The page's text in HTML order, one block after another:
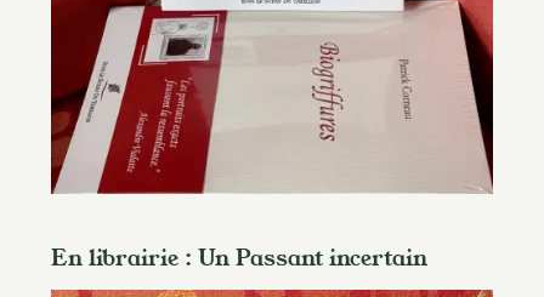
En librairie : Un Passant incertain